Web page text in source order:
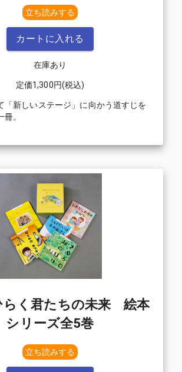
立ち読みする
カートに入れる
在庫あり
定価1,300円(税込)
「新しいステージ」に向かう道すじを
。
らく君たちの未来 絵本
シリーズ全5巻
立ち読みする